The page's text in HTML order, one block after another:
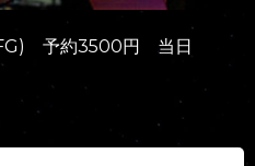
予約3500円 当日